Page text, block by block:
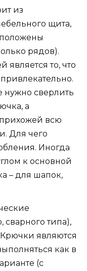
из
щита,
рядов).
то, что
нужно сверлить
а
всю
Для чего
Иногда
к основной
– для шапок,
сварного типа),
являются
как в
(с